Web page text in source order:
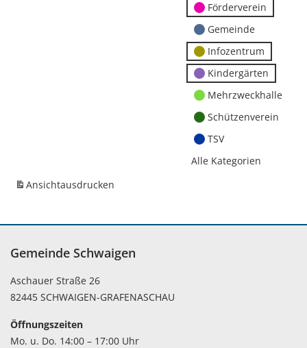
Förderverein
Gemeinde
Infozentrum
Kindergärten
Mehrzweckhalle
Schützenverein
TSV
Alle Kategorien
Ansichtausdrucken
Gemeinde Schwaigen
Aschauer Straße 26
82445 SCHWAIGEN-GRAFENASCHAU
Öffnungszeiten
Mo. u. Do. 14:00 – 17:00 Uhr